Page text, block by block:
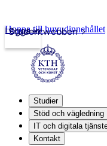
Studentwebben
Logga in
Hoppa till huvudinnehållet
Studier
Stöd och vägledning
IT och digitala
Kontakt